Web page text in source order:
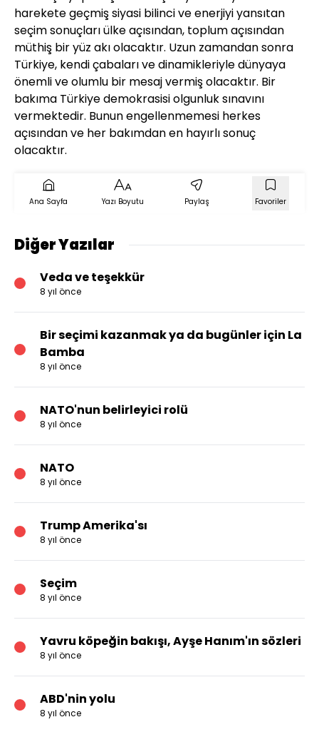
harekete geçmiş siyasi bilinci ve enerjiyi yansıtan
seçim sonuçları ülke açısından, toplum açısından
müthiş bir yüz akı olacaktır. Uzun zamandan sonra
Türkiye, kendi çabaları ve dinamikleriyle dünyaya
önemli ve olumlu bir mesaj vermiş olacaktır. Bir
bakıma Türkiye demokrasisi olgunluk sınavını
vermektedir. Bunun engellenmemesi herkes
açısından ve her bakımdan en hayırlı sonuç
olacaktır.
Ana Sayfa Yazı Boyutu Paylaş Favoriler
Diğer Yazılar
Veda ve teşekkür
8 yıl önce
Bir seçimi kazanmak ya da bugünler için La
Bamba
8 yıl önce
NATO'nun belirleyici rolü
8 yıl önce
NATO
8 yıl önce
Trump Amerika'sı
8 yıl önce
Seçim
8 yıl önce
Yavru köpeğin bakışı, Ayşe Hanım'ın sözleri
8 yıl önce
ABD'nin yolu
8 yıl önce